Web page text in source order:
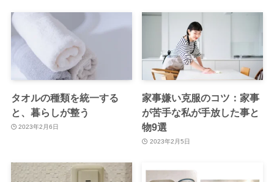
タオルの種類を統一する
と、暮らしが整う
2023年2月6日
家事嫌い克服のコツ：家事
が苦手な私が手放した事と
物9選
2023年2月5日